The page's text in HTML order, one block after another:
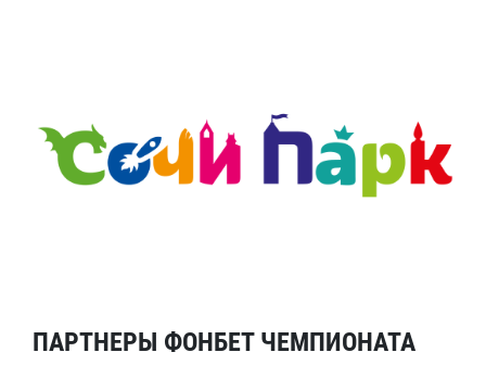
ПАРТНЕРЫ ФОНБЕТ ЧЕМПИОНАТА